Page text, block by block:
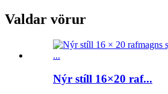
Valdar vörur
Nýr stíll 16×20 raf...